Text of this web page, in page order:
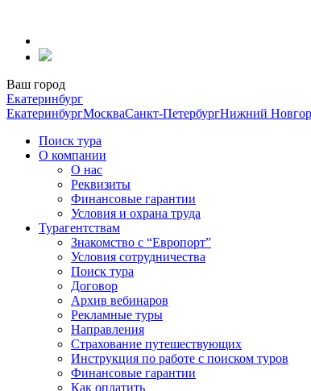
содержанию
Ваш город
Екатеринбург
ЕкатеринбургМоскваСанкт-ПетербургНижний
Поиск тура
О компании
О нас
Реквизиты
Финансовые гарантии
Условия и охрана труда
Турагентствам
Знакомство с “Европорт”
Условия сотрудничества
Поиск тура
Договор
Архив вебинаров
Рекламные туры
Направления
Страхование путешествующих
Инструкция по работе с поиском туров
Финансовые гарантии
Как оплатить